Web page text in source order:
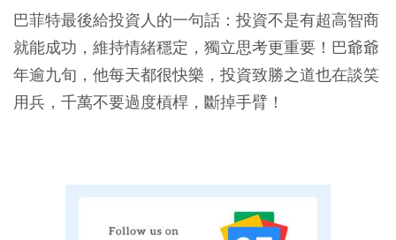
巴菲特最後給投資人的一句話：投資不是有超高智商
就能成功，維持情緒穩定，獨立思考更重要！巴爺爺
年逾九旬，他每天都很快樂，投資致勝之道也在談笑
用兵，千萬不要過度槓桿，斷掉手臂！